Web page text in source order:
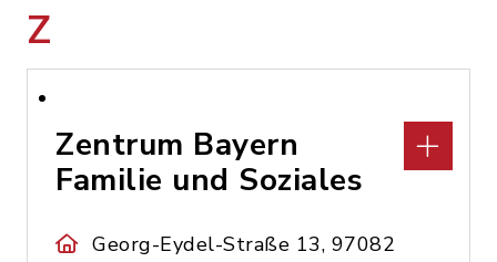
Z
Zentrum Bayern
Familie und Soziales
Georg-Eydel-Straße 13, 97082